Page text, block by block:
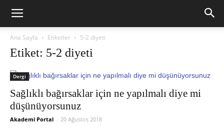
Ana Sayfa Etiketler 5-2 diyeti
Etiket: 5-2 diyeti
Dergi
Sağlıklı bağırsaklar için ne yapılmalı diye mi
düşünüyorsunuz
Akademi Portal - 20 Ağustos 2018